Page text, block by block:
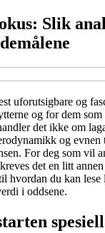
Slik
uforutsigbare og
og for dem
det ikke om
og evnen
For deg som vil
det en litt
hvordan du kan lese
i oddsene.